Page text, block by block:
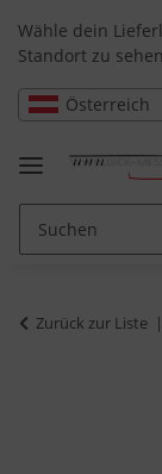
Wähle dein
Standort zu
Österreich
Zurück zur Liste